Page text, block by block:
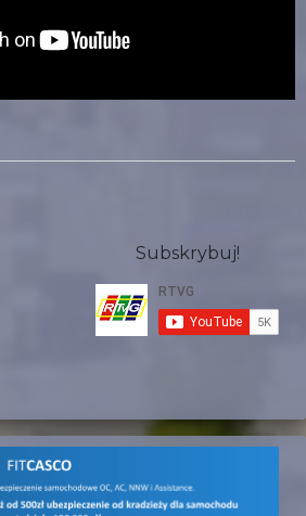
Subskrybuj!